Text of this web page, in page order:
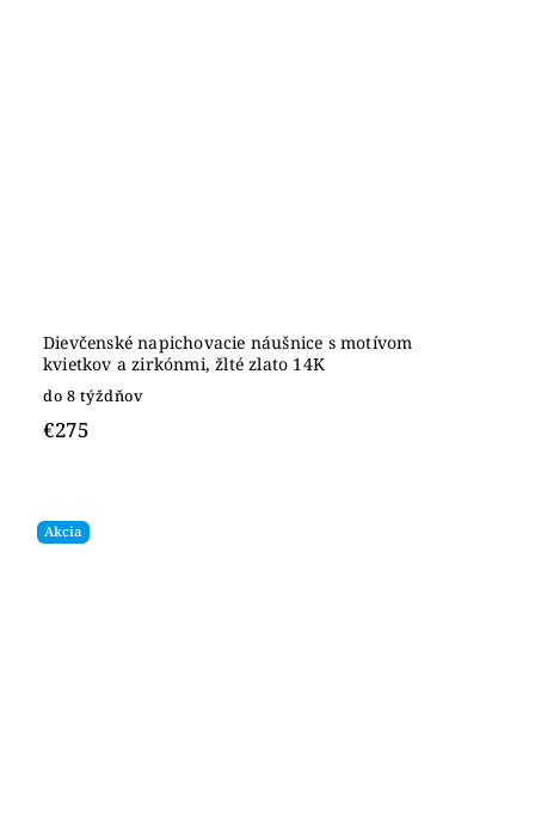
Dievčenské napichovacie náušnice s motívom
kvietkov a zirkónmi, žlté zlato 14K
do 8 týždňov
€275
Akcia